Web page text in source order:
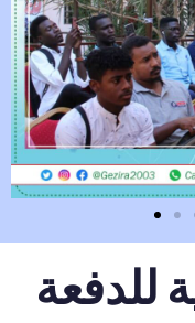
للدفعة